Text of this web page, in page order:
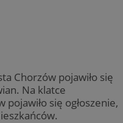
Chorzów pojawiło się
Na klatce
się ogłoszenie,